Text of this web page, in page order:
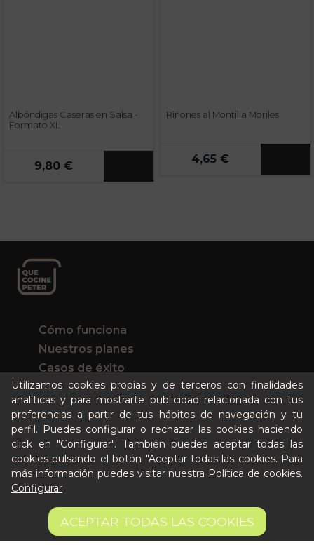
4,60 € AÑADIR A LA CESTA
Albóndigas Caseras en Salsa -
Formato XL
9,80 €
Riñones al Montilla Moriles
4,65 €
Utilizamos cookies propias y de terceros con finalidades
analíticas y para mostrarte publicidad relacionada con tus
preferencias a partir de tus hábitos de navegación y tu
perfil. Puedes configurar o rechazar las cookies haciendo
click en "Configurar". También puedes aceptar todas las
cookies pulsando el botón "Aceptar todas las cookies. Para
más información puedes visitar nuestra Política de cookies.
Configurar
ACEPTAR TODAS LAS COOKIES
Cómo funciona
Nuestros planes
Casos de éxito
Soy un particular
Quién es Peter
Recursos / Blog
Cultura
Llámanos al 644 52 51 02
Escríbenos al Whatsapp
Escríbenos al correo
De lunes a viernes de 8:30 a 14:00